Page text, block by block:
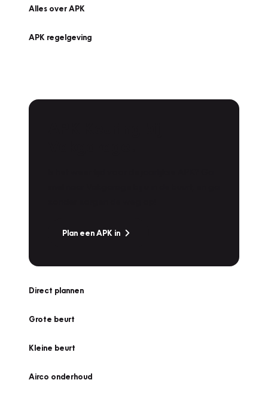
Alles over APK
APK regelgeving
Plan een APK in
Direct plannen
Grote beurt
Kleine beurt
Airco onderhoud